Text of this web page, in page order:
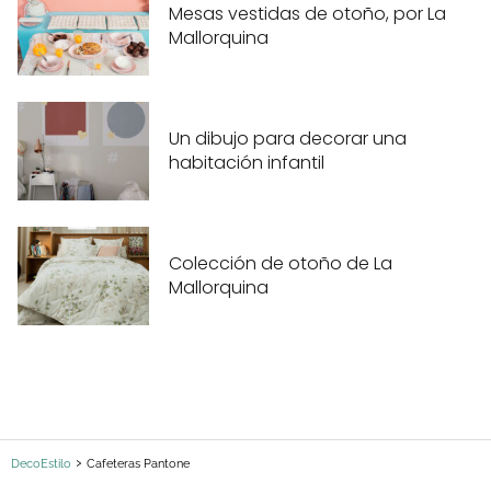
Mesas vestidas de otoño, por La
Mallorquina
Un dibujo para decorar una
habitación infantil
Colección de otoño de La
Mallorquina
DecoEstilo Cafeteras Pantone